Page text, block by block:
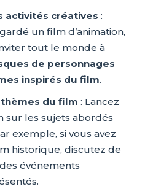
activités créatives :
un film d’animation,
tout le monde à
de personnages
inspirés du film.
du film : Lancez
sur les sujets abordés
exemple, si vous avez
historique, discutez de
événements